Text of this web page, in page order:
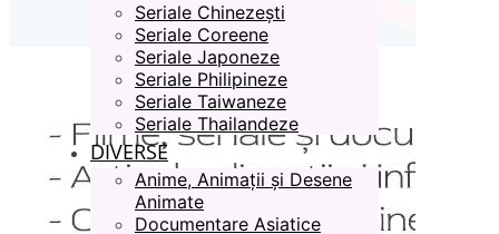
Seriale Chinezești
Seriale Coreene
Seriale Japoneze
Seriale Philipineze
Seriale Taiwaneze
Seriale Thailandeze
DIVERSE
Anime, Animații și Desene
Animate
Documentare Asiatice